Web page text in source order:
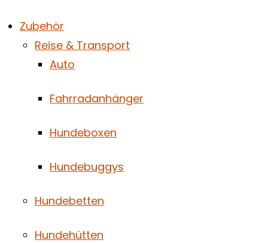
Zubehör
Reise & Transport
Auto
Fahrradanhänger
Hundeboxen
Hundebuggys
Hundebetten
Hundehütten